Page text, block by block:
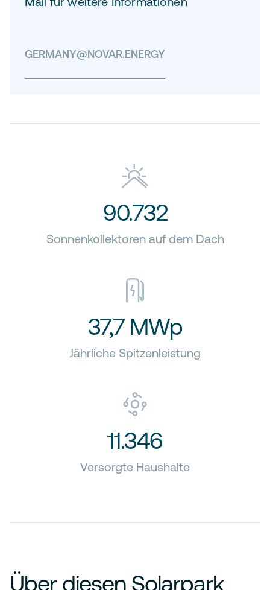
GERMANY@NOVAR.ENERGY
90.732
Sonnenkollektoren auf dem Dach
37,7 MWp
Jährliche Spitzenleistung
11.346
Versorgte Haushalte
Über diesen Solarpark